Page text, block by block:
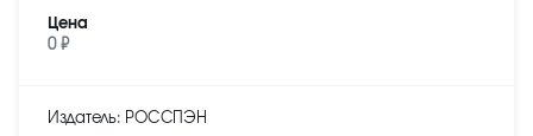
Цена
0 ₽
Издатель: РОССПЭН